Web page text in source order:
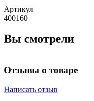
Артикул
400160
Вы смотрели
Отзывы о товаре
Написать отзыв